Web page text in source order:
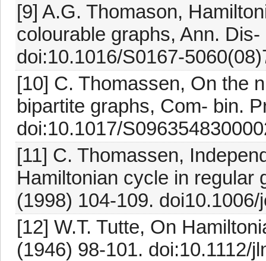
[9] A.G. Thomason,
colourable graphs, Ann.
doi:10.1016/S0167-
[10] C. Thomassen, On the
bipartite graphs, Com- bin.
doi:10.1017/
[11] C. Thomassen,
Hamiltonian cycle in regular
(1998) 104-109.
[12] W.T. Tutte, On
(1946) 98-101. doi:10.1112/